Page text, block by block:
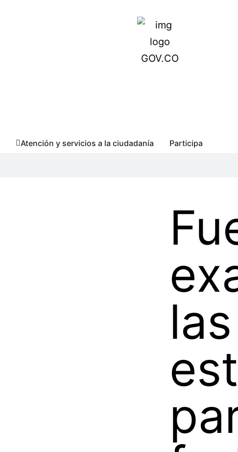
Atención y servicios a la ciudadanía Participa
las